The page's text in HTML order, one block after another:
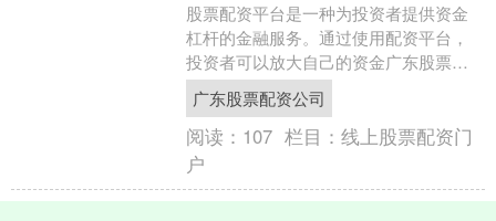
股票配资平台是一种为投资者提供资金
杠杆的金融服务。通过使用配资平台，
投资者可以放大自己的资金广东股票配
资公司，从而提高投资收益。 * **资金放
大：**通过杠杆....
广东股票配资公司
阅读： 107 栏目：线上股票配资门
户